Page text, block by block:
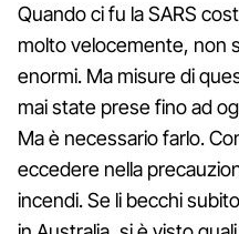
Quando ci fu la SARS
molto velocemente, non
enormi. Ma misure di
mai state prese fino ad
Ma è necessario farlo.
eccedere nella
incendi. Se li becchi